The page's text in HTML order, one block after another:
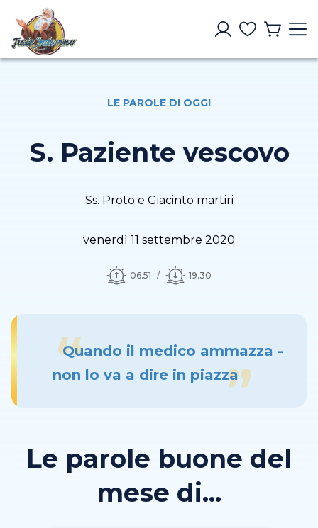
LE PAROLE DI OGGI
S. Paziente vescovo
Ss. Proto e Giacinto martiri
venerdì 11 settembre 2020
06.51 19.30
Quando il medico ammazza -
non lo va a dire in piazza
Le parole buone del
mese di...